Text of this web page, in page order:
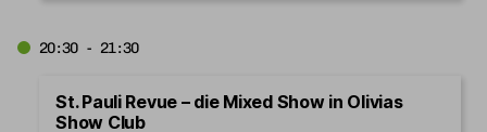
20:30 - 21:30
St. Pauli Revue – die Mixed Show in Olivias
Show Club